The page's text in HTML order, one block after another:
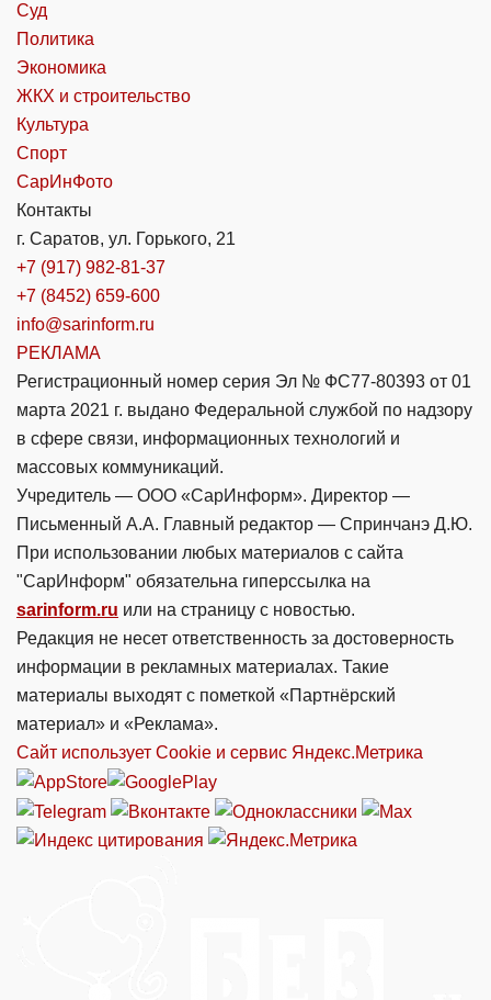
Суд
Политика
Экономика
ЖКХ и строительство
Культура
Спорт
СарИнФото
Контакты
г. Саратов, ул. Горького, 21
+7 (917) 982-81-37
+7 (8452) 659-600
info@sarinform.ru
РЕКЛАМА
Регистрационный номер серия Эл № ФС77-80393 от 01
марта 2021 г. выдано Федеральной службой по надзору
в сфере связи, информационных технологий и
массовых коммуникаций.
Учредитель — ООО «СарИнформ». Директор —
Письменный А.А. Главный редактор — Спринчанэ Д.Ю.
При использовании любых материалов с сайта
"СарИнформ" обязательна гиперссылка на
sarinform.ru или на страницу с новостью.
Редакция не несет ответственность за достоверность
информации в рекламных материалах. Такие
материалы выходят с пометкой «Партнёрский
материал» и «Реклама».
Сайт использует Cookie и сервиc Яндекс.Метрика